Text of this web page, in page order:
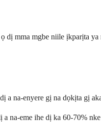
mma mgbe niile ịkparịta
na-enyere gị na dọkịta gị
eme ihe dị ka 60-70%